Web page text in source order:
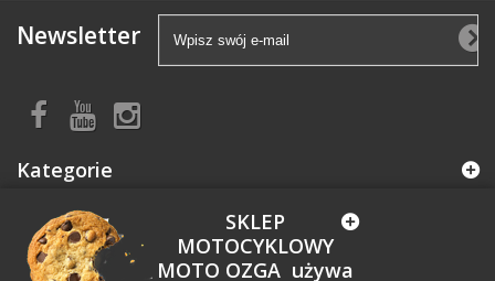
Newsletter
Kategorie
Informacja
SKLEP
MOTOCYKLOWY
MOTO OZGA używa